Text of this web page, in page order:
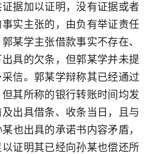
据加以证明，没有证据或者
实主张的，由负有举证责任
某学主张借款事实不存在、
具的欠条，但郭某学并未提
信。郭某学辩称其已经通过
其所称的银行转账时间均发
出具借条、收条当日，且与
也出具的承诺书内容矛盾，
证明其已经向孙某也偿还所